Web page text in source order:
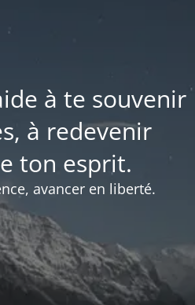
à te souvenir
à redevenir
ton esprit.
avancer en liberté.